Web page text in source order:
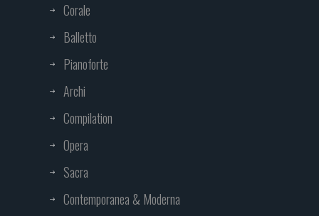
Corale
Balletto
Pianoforte
Archi
Compilation
Opera
Sacra
Contemporanea & Moderna